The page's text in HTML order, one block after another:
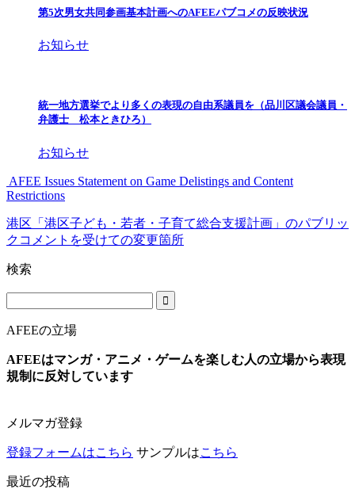
第5次男女共同参画基本計画へのAFEEパブコメの反映状況
お知らせ
統一地方選挙でより多くの表現の自由系議員を（品川区議会議員・
弁護士 松本ときひろ）
お知らせ
AFEE Issues Statement on Game Delistings and Content
Restrictions
港区「港区子ども・若者・子育て総合支援計画」のパブリッ
クコメントを受けての変更箇所
検索
AFEEの立場
AFEEはマンガ・アニメ・ゲームを楽しむ人の立場から表現
規制に反対しています
メルマガ登録
登録フォームはこちら サンプルはこちら
最近の投稿